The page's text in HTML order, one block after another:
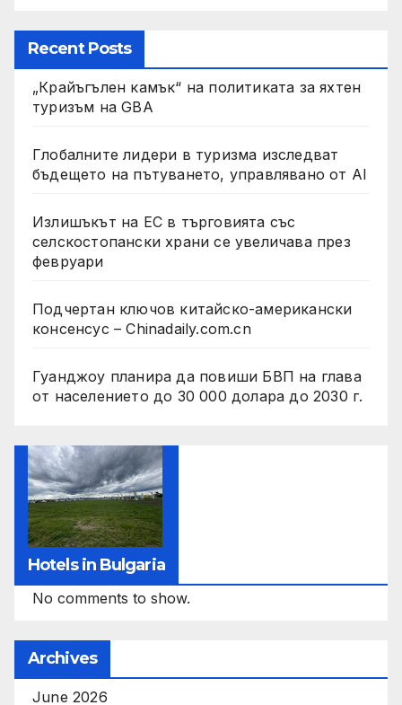
Recent Posts
„Крайъгълен камък“ на политиката за яхтен
туризъм на GBA
Глобалните лидери в туризма изследват
бъдещето на пътуването, управлявано от AI
Излишъкът на ЕС в търговията със
селскостопански храни се увеличава през
февруари
Подчертан ключов китайско-американски
консенсус – Chinadaily.com.cn
Гуанджоу планира да повиши БВП на глава
от населението до 30 000 долара до 2030 г.
Hotels in Bulgaria
No comments to show.
Archives
June 2026